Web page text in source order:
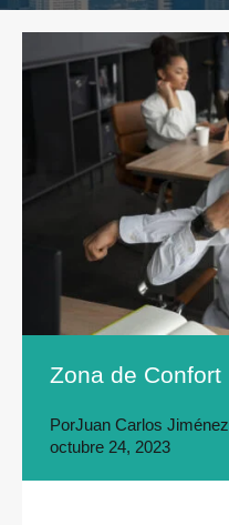
Zona de Confort
PorJuan Carlos Jiménez
octubre 24, 2023